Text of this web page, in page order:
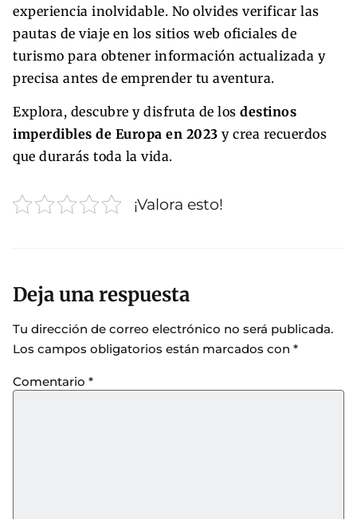
experiencia inolvidable. No olvides verificar las
pautas de viaje en los sitios web oficiales de
turismo para obtener información actualizada y
precisa antes de emprender tu aventura.
Explora, descubre y disfruta de los destinos
imperdibles de Europa en 2023 y crea recuerdos
que durarás toda la vida.
¡Valora esto!
Deja una respuesta
Tu dirección de correo electrónico no será publicada.
Los campos obligatorios están marcados con *
Comentario *